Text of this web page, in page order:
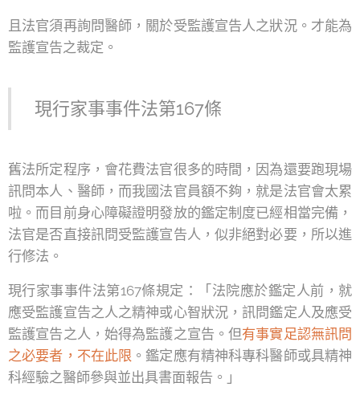
且法官須再詢問醫師，關於受監護宣告人之狀況。才能為
監護宣告之裁定。
現行家事事件法第167條
舊法所定程序，會花費法官很多的時間，因為還要跑現場
訊問本人、醫師，而我國法官員額不夠，就是法官會太累
啦。而目前身心障礙證明發放的鑑定制度已經相當完備，
法官是否直接訊問受監護宣告人，似非絕對必要，所以進
行修法。
現行家事事件法第167條規定：「法院應於鑑定人前，就
應受監護宣告之人之精神或心智狀況，訊問鑑定人及應受
監護宣告之人，始得為監護之宣告。但有事實足認無訊問
之必要者，不在此限 。鑑定應有精神科專科醫師或具精神
科經驗之醫師參與並出具書面報告。」